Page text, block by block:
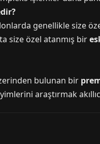
genellikle size
size özel atanmış bir
bulunan bir
araştırmak